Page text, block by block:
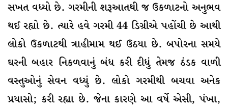
સખત વધ્યો છે. ગરમીની શરૂઆતથી જ ઉકળાટનો અનુભવ
થઈ રહ્યો છે. ત્યારે હવે ગરમી 44 ડિગ્રીએ પહોંચી છે આથી
લોકો ઉકળાટથી ત્રાહીમામ થઈ ઉઠયા છે. બપોરના સમયે
ઘરની બહાર નિકળવાનું બંધ કરી દીધું તેમજ ઠંડક વાળી
વસ્તુઓનું સેવન વધ્યું છે. લોકો ગરમીથી બચવા અનેક
પ્રયાસો; કરી રહ્યા છે. જેના કારણે આ વર્ષે એસી, પંખા,